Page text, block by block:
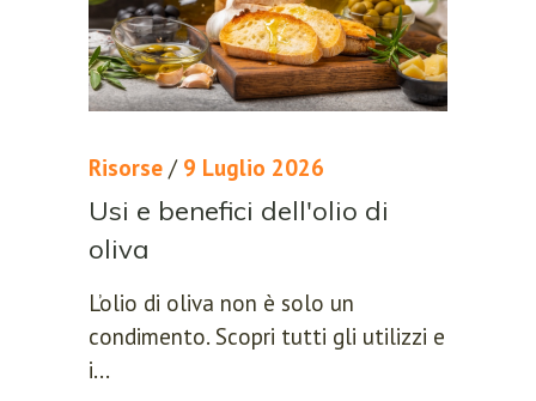
Risorse / 9 Luglio 2026
Usi e benefici dell'olio di
oliva
L’olio di oliva non è solo un
condimento. Scopri tutti gli utilizzi e
i...